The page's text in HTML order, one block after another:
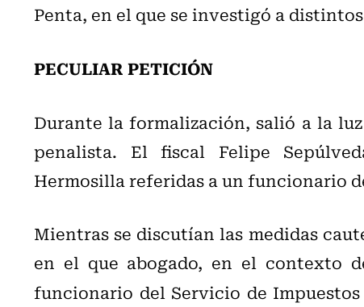
Penta, en el que se investigó a
PECULIAR PETICIÓN
Durante la formalización, salió a la
penalista. El fiscal Felipe
Hermosilla referidas a un funcionario
Mientras se discutían las medidas
en el que abogado, en el contexto
funcionario del Servicio de